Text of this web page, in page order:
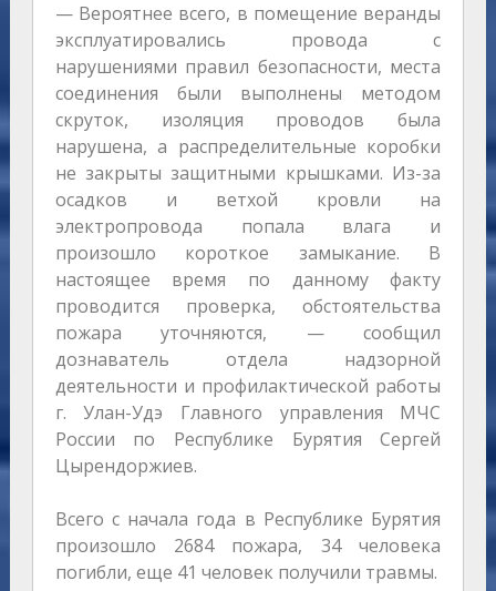
— Вероятнее всего, в помещение веранды
эксплуатировались провода с
нарушениями правил безопасности, места
соединения были выполнены методом
скруток, изоляция проводов была
нарушена, а распределительные коробки
не закрыты защитными крышками. Из-за
осадков и ветхой кровли на
электропровода попала влага и
произошло короткое замыкание. В
настоящее время по данному факту
проводится проверка, обстоятельства
пожара уточняются, — сообщил
дознаватель отдела надзорной
деятельности и профилактической работы
г. Улан-Удэ Главного управления МЧС
России по Республике Бурятия Сергей
Цырендоржиев.
Всего с начала года в Республике Бурятия
произошло 2684 пожара, 34 человека
погибли, еще 41 человек получили травмы.